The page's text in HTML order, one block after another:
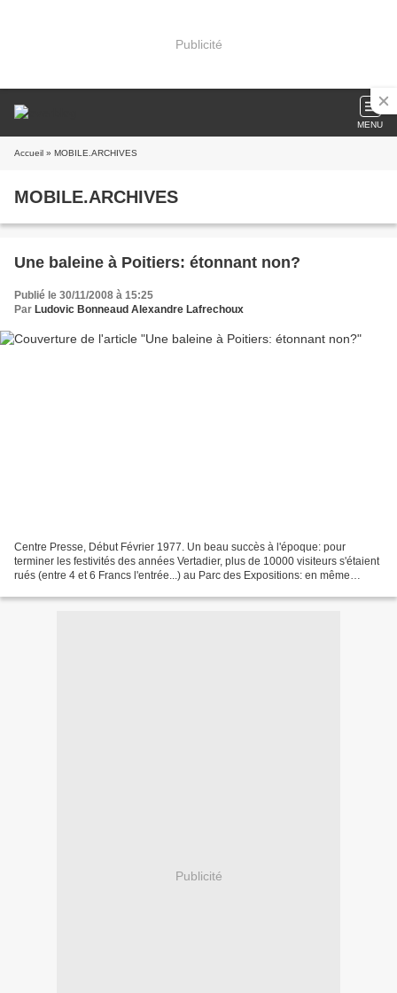
Publicité
MENU
Accueil » MOBILE.ARCHIVES
MOBILE.ARCHIVES
Une baleine à Poitiers: étonnant non?
Publié le 30/11/2008 à 15:25
Par Ludovic Bonneaud Alexandre Lafrechoux
Centre Presse, Début Février 1977. Un beau succès à l'époque: pour
terminer les festivités des années Vertadier, plus de 10000 visiteurs s'étaient
rués (entre 4 et 6 Francs l'entrée...) au Parc des Expositions: en même
Publicité